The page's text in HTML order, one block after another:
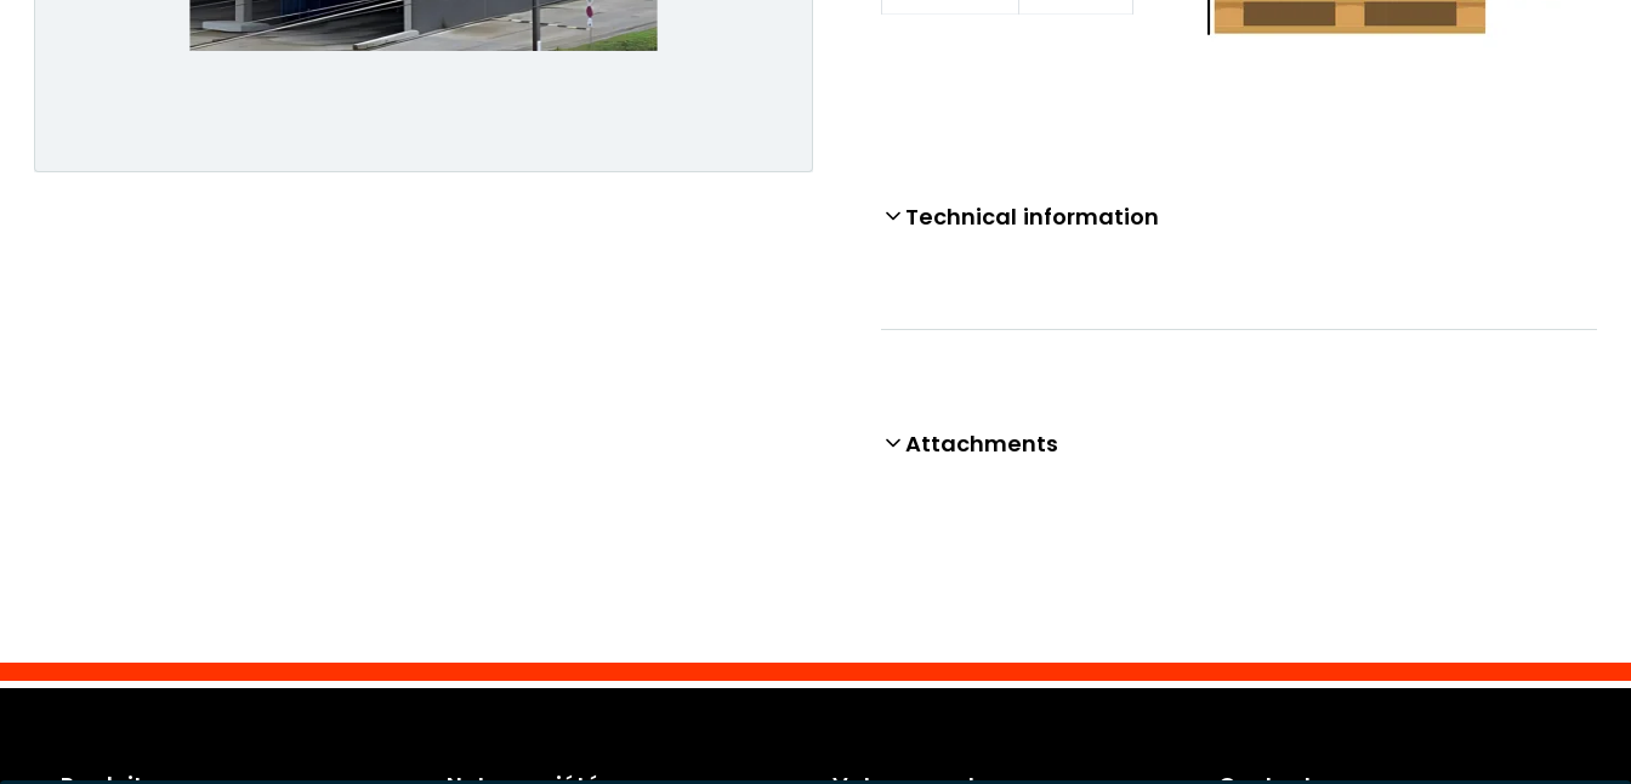
Technical information
Attachments